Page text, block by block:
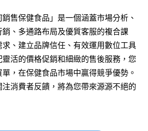
售保健食品」是一個涵蓋市場分析、
、多通路布局及優質客服的複合課
、建立品牌信任、有效運用數位工具
活的價格促銷和細緻的售後服務，您
，在保健食品市場中贏得競爭優勢。
消費者反饋，將為您帶來源源不絕的